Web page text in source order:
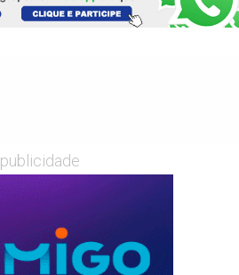
publicidade